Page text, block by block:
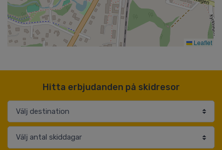
Leaflet
Hitta erbjudanden på skidresor